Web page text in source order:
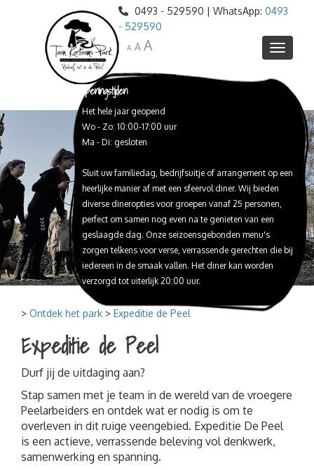
0493 - 529590 | WhatsApp:0493
- 529590
A A A
Informatie
Agenda
Ontdek het park
Blotevoetenpad
Toon Kortooms Museum
Schat van de Peel
Expeditie de Peel
Trouwlocatie
Peelbustour
Fietsen
Familiedag
Bedrijfs- of teamuitje
Fundamenten Turfstrooiselfabriek
Kinderfeestjes
Restaurant de Veenderij
Lunch
High Tea / Babyshower
Diner
Barbeque
Feesten en Partijen
Peelreus Proeflokaal
Webshop Peelreus bieren
Peelreusrescape
Reserveren
Openingstijden
Het hele jaar geopend
Wo - Zo: 10:00-17:00 uur
Ma - Di: gesloten
Sluit uw familiedag, bedrijfsuitje of arrangement op een
heerlijke manier af met een sfeervol diner. Wij bieden
diverse dineropties voor groepen vanaf 25 personen,
perfect om samen nog even na te genieten van een
geslaagde dag. Onze seizoensgebonden menu's
zorgen telkens voor verse, verrassende gerechten die bij
iedereen in de smaak vallen. Het diner kan worden
verzorgd tot uiterlijk 20:00 uur.
> Ontdek het park > Expeditie de Peel
Expeditie de Peel
Durf jij de uitdaging aan?
Stap samen met je team in de wereld van de vroegere
Peelarbeiders en ontdek wat er nodig is om te
overleven in dit ruige veengebied. Expeditie De Peel
is een actieve, verrassende beleving vol denkwerk,
samenwerking en spanning.